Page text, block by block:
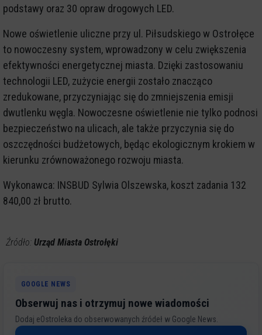
podstawy oraz 30 opraw drogowych LED.
Nowe oświetlenie uliczne przy ul. Piłsudskiego w Ostrołęce
to nowoczesny system, wprowadzony w celu zwiększenia
efektywności energetycznej miasta. Dzięki zastosowaniu
technologii LED, zużycie energii zostało znacząco
zredukowane, przyczyniając się do zmniejszenia emisji
dwutlenku węgla. Nowoczesne oświetlenie nie tylko podnosi
bezpieczeństwo na ulicach, ale także przyczynia się do
oszczędności budżetowych, będąc ekologicznym krokiem w
kierunku zrównoważonego rozwoju miasta.
Wykonawca: INSBUD Sylwia Olszewska, koszt zadania 132
840,00 zł brutto.
Źródło: Urząd Miasta Ostrołęki
GOOGLE NEWS
Obserwuj nas i otrzymuj nowe wiadomości
Dodaj eOstroleka do obserwowanych źródeł w Google News.